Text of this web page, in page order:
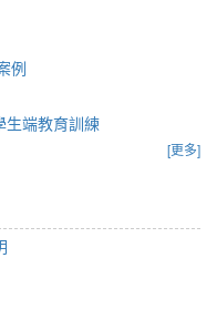
例
生端教育訓練
[更多]